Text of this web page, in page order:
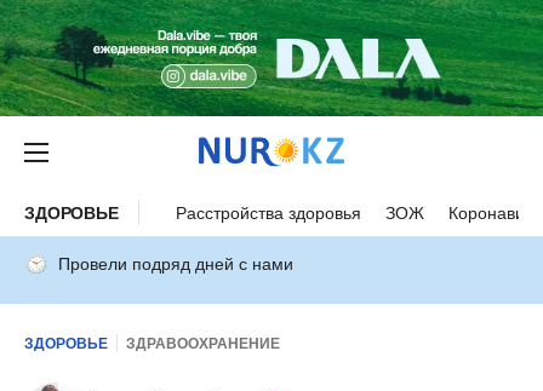
ЗДОРОВЬЕ Расстройства здоровья ЗОЖ
Провели подряд дней с нами
ЗДОРОВЬЕ ЗДРАВООХРАНЕНИЕ